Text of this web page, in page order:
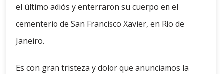
el último adiós y enterraron su cuerpo en el
cementerio de San Francisco Xavier, en Río de
Janeiro.
Es con gran tristeza y dolor que anunciamos la